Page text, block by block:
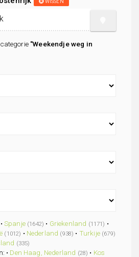
"Weekendje weg in
Spanje (1642) • Griekenland (1171) •
(1012) • Nederland (938) • Turkije (679)
(335)
• Den Haag, Nederland (28) • Kos